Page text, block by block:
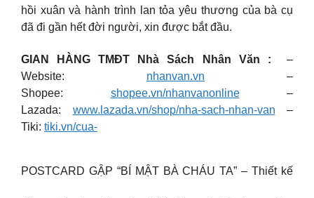
hồi xuân và hành trình lan tỏa yêu thương của bà cụ
đã đi gần hết đời người, xin được bắt đầu.
GIAN HÀNG TMĐT Nhà Sách Nhân Văn :
–
Website: nhanvan.vn –
Shopee: shopee.vn/nhanvanonline–
Lazada: www.lazada.vn/shop/nha-sach-nhan-van –
Tiki: tiki.vn/cua-
POSTCARD GẬP “BÍ MẬT BÀ CHÁU TA” – Thiết kế